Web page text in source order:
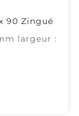
90 Zingué
: